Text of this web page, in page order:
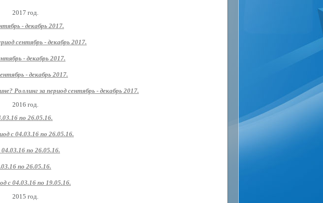
2017 год.
- декабрь 2017.
сентябрь - декабрь 2017.
- декабрь 2017.
- декабрь 2017.
Роллинг за период сентябрь - декабрь 2017.
2016 год.
по 26.05.16.
с 04.03.16 по 26.05.16.
по 26.05.16.
по 26.05.16.
с 04.03.16 по 19.05.16.
2015 год.